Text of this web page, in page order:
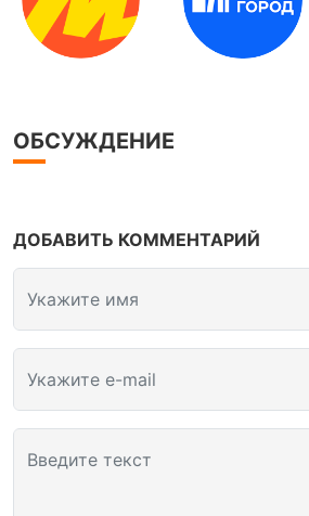
ОБСУЖДЕНИЕ
ДОБАВИТЬ КОММЕНТАРИЙ
Укажите имя
Укажите e-mail
Введите текст